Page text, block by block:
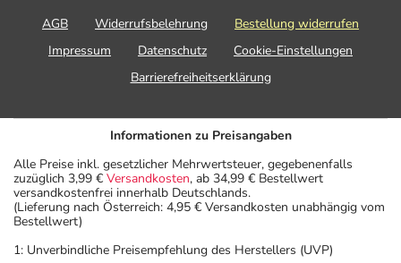
AGB Widerrufsbelehrung
Bestellung widerrufen
Impressum
Datenschutz
Cookie-Einstellungen
Barrierefreiheitserklärung
Informationen zu Preisangaben
Alle Preise inkl. gesetzlicher Mehrwertsteuer, gegebenenfalls
zuzüglich 3,99 € Versandkosten, ab 34,99 € Bestellwert
versandkostenfrei innerhalb Deutschlands.
(Lieferung nach Österreich: 4,95 € Versandkosten unabhängig vom
Bestellwert)
1: Unverbindliche Preisempfehlung des Herstellers (UVP)